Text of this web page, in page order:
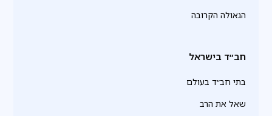
הגאולה הקרובה
חב״ד בישראל
בתי חב״ד בעולם
שאל את הרב